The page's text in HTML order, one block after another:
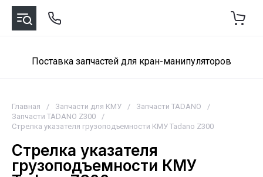
Поставка запчастей для кран-манипуляторов
Главная / Запчасти для КМУ / Запчасти TADANO
/
Запчасти TADANO Z300
/
Стрелка указателя грузоподъемности КМУ Tadano Z300
Стрелка указателя
грузоподъемности КМУ